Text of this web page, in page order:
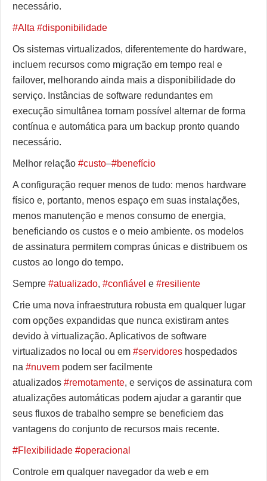
necessário.
#Alta #disponibilidade
Os sistemas virtualizados, diferentemente do hardware,
incluem recursos como migração em tempo real e
failover, melhorando ainda mais a disponibilidade do
serviço. Instâncias de software redundantes em
execução simultânea tornam possível alternar de forma
contínua e automática para um backup pronto quando
necessário.
Melhor relação #custo–#benefício
A configuração requer menos de tudo: menos hardware
físico e, portanto, menos espaço em suas instalações,
menos manutenção e menos consumo de energia,
beneficiando os custos e o meio ambiente. os modelos
de assinatura permitem compras únicas e distribuem os
custos ao longo do tempo.
Sempre #atualizado, #confiável e #resiliente
Crie uma nova infraestrutura robusta em qualquer lugar
com opções expandidas que nunca existiram antes
devido à virtualização. Aplicativos de software
virtualizados no local ou em #servidores hospedados
na #nuvem podem ser facilmente
atualizados #remotamente, e serviços de assinatura com
atualizações automáticas podem ajudar a garantir que
seus fluxos de trabalho sempre se beneficiem das
vantagens do conjunto de recursos mais recente.
#Flexibilidade #operacional
Controle em qualquer navegador da web e em